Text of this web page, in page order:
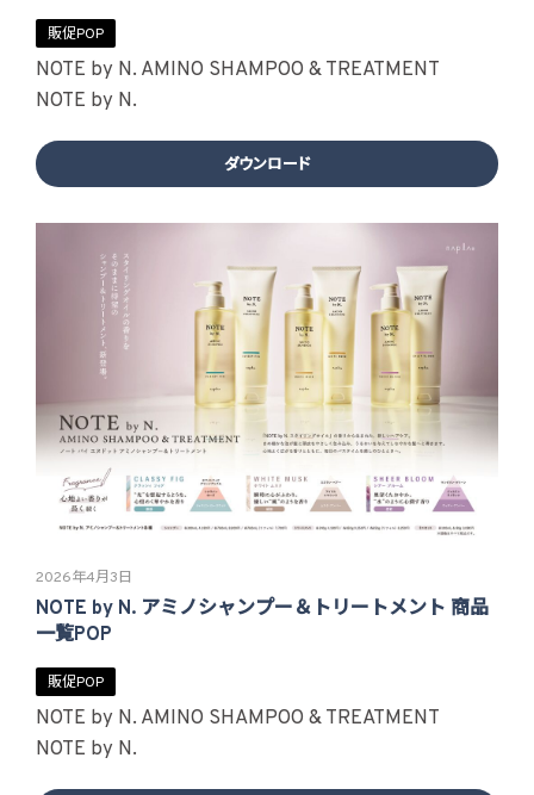
販促POP
NOTE by N. AMINO SHAMPOO & TREATMENT
NOTE by N.
ダウンロード
2026年4月3日
NOTE by N. アミノシャンプー＆トリートメント 商品
一覧POP
販促POP
NOTE by N. AMINO SHAMPOO & TREATMENT
NOTE by N.